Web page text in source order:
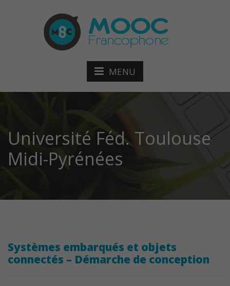
MENU
Université Féd. Toulouse
Midi-Pyrénées
Systèmes embarqués et objets
connectés – Démarche de conception